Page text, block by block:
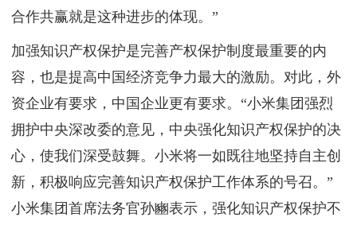
合作共赢就是这种进步的体现。”
加强知识产权保护是完善产权保护制度最重要的内
容，也是提高中国经济竞争力最大的激励。对此，外
资企业有要求，中国企业更有要求。“小米集团强烈
拥护中央深改委的意见，中央强化知识产权保护的决
心，使我们深受鼓舞。小米将一如既往地坚持自主创
新，积极响应完善知识产权保护工作体系的号召。”
小米集团首席法务官孙豳表示，强化知识产权保护不